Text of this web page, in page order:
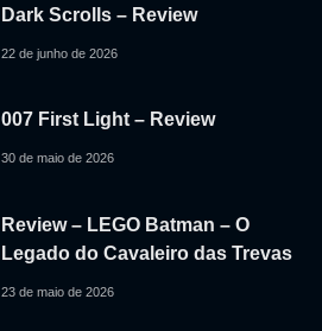
Dark Scrolls – Review
22 de junho de 2026
007 First Light – Review
30 de maio de 2026
Review – LEGO Batman – O
Legado do Cavaleiro das Trevas
23 de maio de 2026